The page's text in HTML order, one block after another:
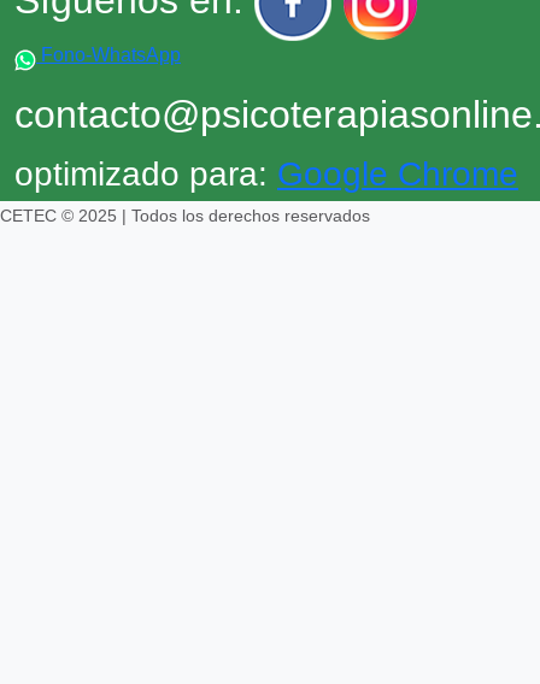
Fono-WhatsApp
optimizado para: Google Chrome
CETEC © 2025 | Todos los derechos reservados